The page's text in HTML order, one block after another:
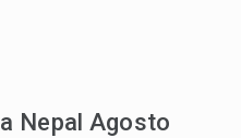
Nepal Agosto